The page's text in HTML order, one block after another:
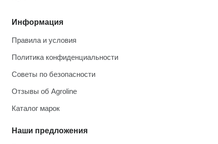
Информация
Правила и условия
Политика конфиденциальности
Советы по безопасности
Отзывы об Agroline
Каталог марок
Наши предложения